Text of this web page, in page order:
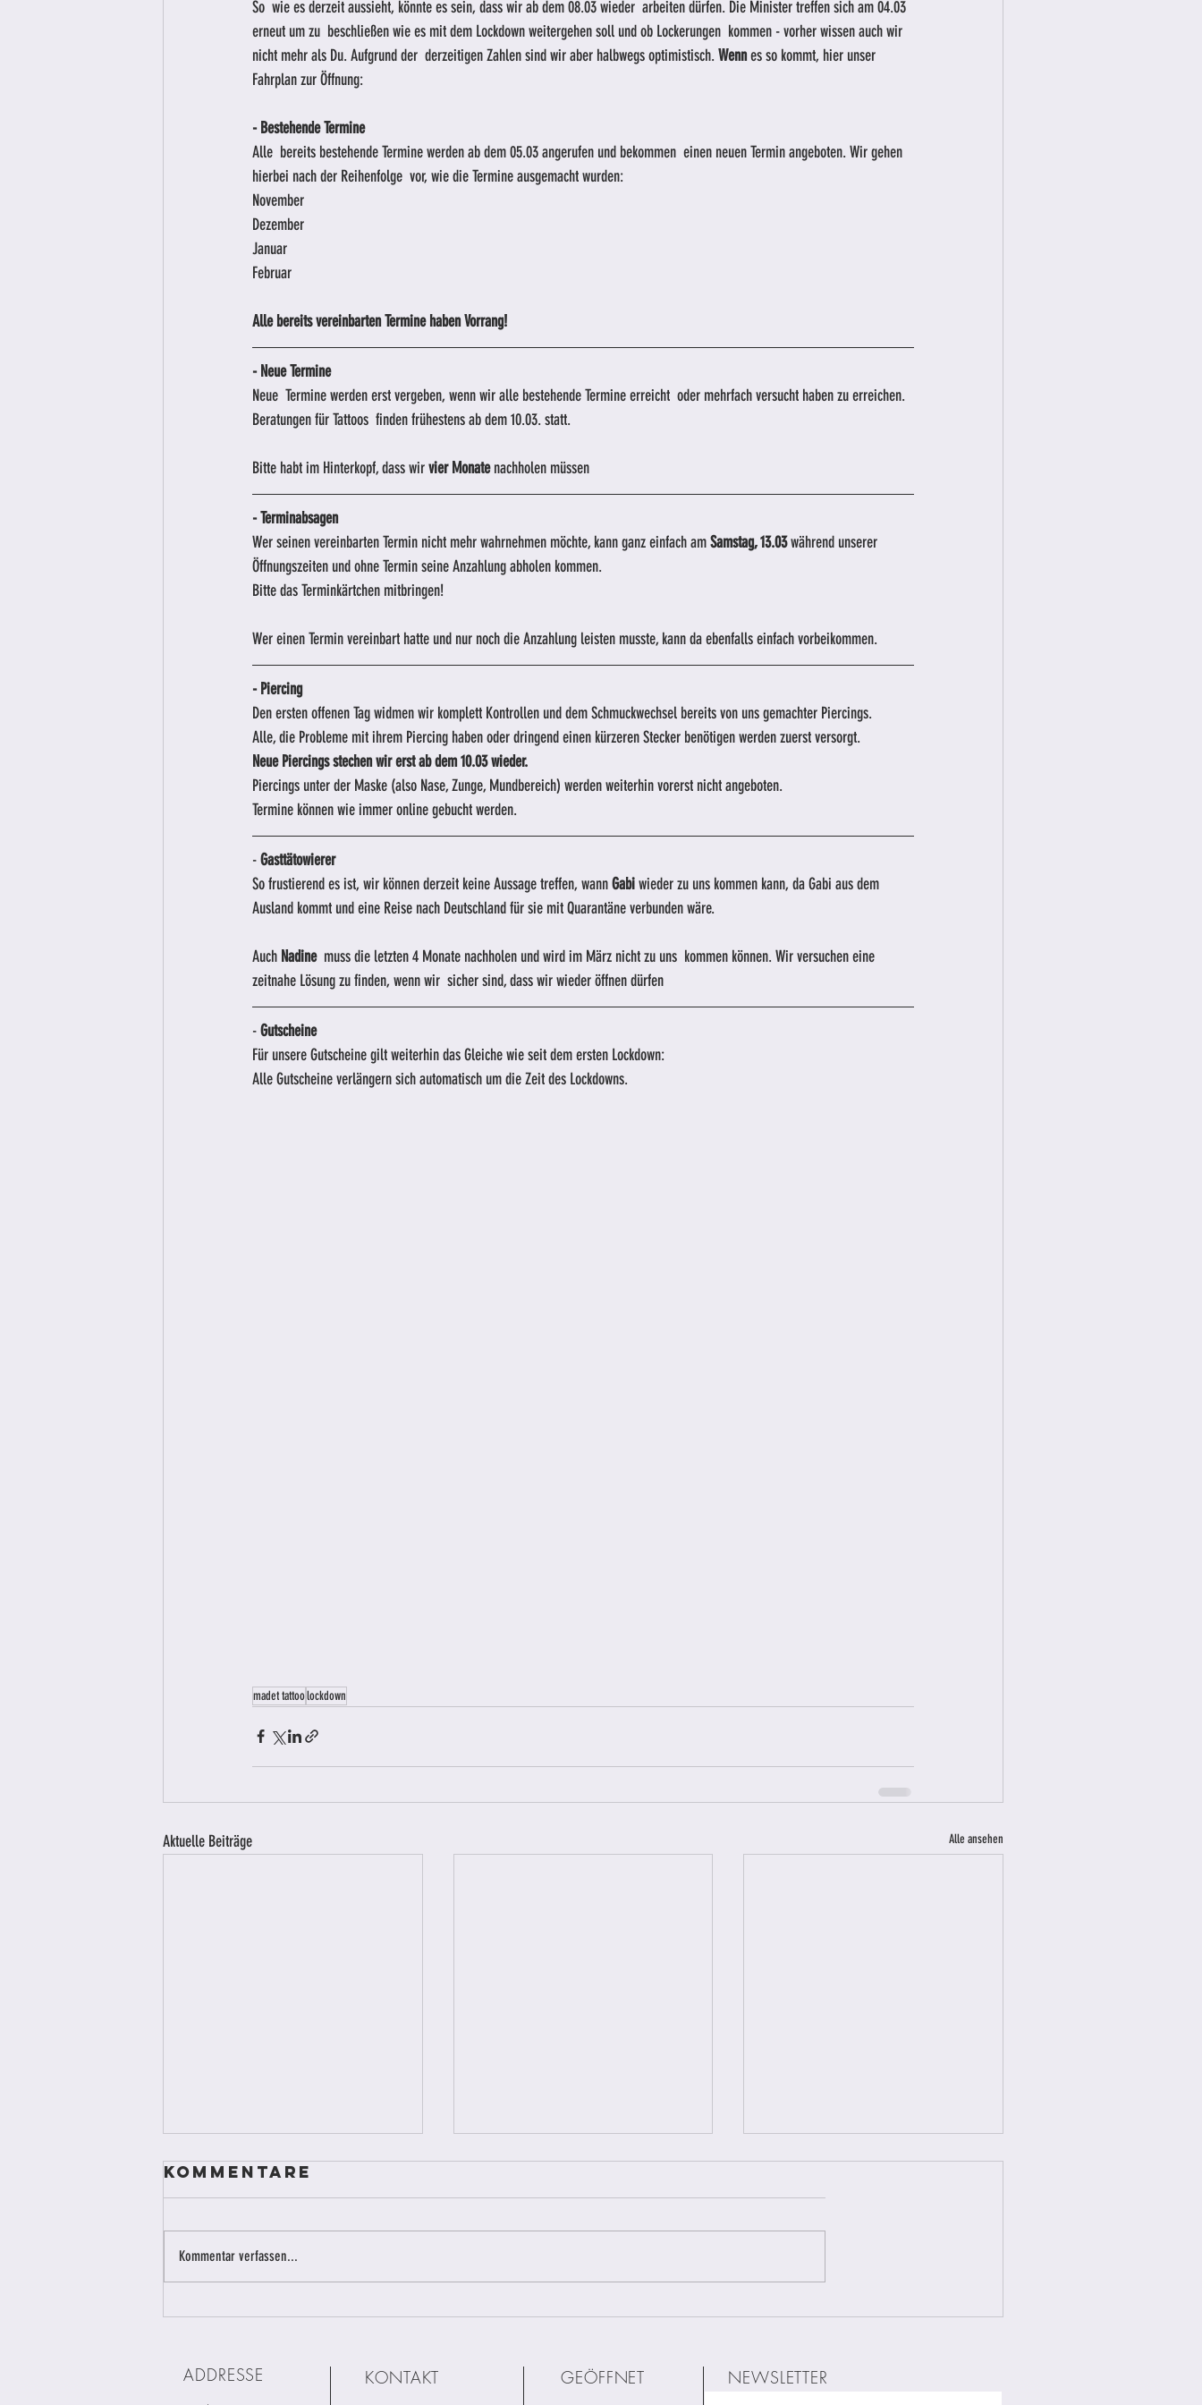
So  wie es derzeit aussieht, könnte es sein, dass wir ab dem 08.03 wieder  arbeiten dürfen. Die Minister treffen sich am 04.03
erneut um zu  beschließen wie es mit dem Lockdown weitergehen soll und ob Lockerungen  kommen - vorher wissen auch wir
nicht mehr als Du. Aufgrund der  derzeitigen Zahlen sind wir aber halbwegs optimistisch. Wenn es so kommt, hier unser
Fahrplan zur Öffnung:
- Bestehende Termine
Alle  bereits bestehende Termine werden ab dem 05.03 angerufen und bekommen  einen neuen Termin angeboten. Wir gehen
hierbei nach der Reihenfolge  vor, wie die Termine ausgemacht wurden:
November
Dezember
Januar
Februar
Alle bereits vereinbarten Termine haben Vorrang!
- Neue Termine
Neue  Termine werden erst vergeben, wenn wir alle bestehende Termine erreicht  oder mehrfach versucht haben zu erreichen.
Beratungen für Tattoos  finden frühestens ab dem 10.03. statt.
Bitte habt im Hinterkopf, dass wir vier Monate nachholen müssen
- Terminabsagen
Wer seinen vereinbarten Termin nicht mehr wahrnehmen möchte, kann ganz einfach am Samstag, 13.03 während unserer
Öffnungszeiten und ohne Termin seine Anzahlung abholen kommen.
Bitte das Terminkärtchen mitbringen!
Wer einen Termin vereinbart hatte und nur noch die Anzahlung leisten musste, kann da ebenfalls einfach vorbeikommen.
- Piercing
Den ersten offenen Tag widmen wir komplett Kontrollen und dem Schmuckwechsel bereits von uns gemachter Piercings.
Alle, die Probleme mit ihrem Piercing haben oder dringend einen kürzeren Stecker benötigen werden zuerst versorgt.
Neue Piercings stechen wir erst ab dem 10.03 wieder.
Piercings unter der Maske (also Nase, Zunge, Mundbereich) werden weiterhin vorerst nicht angeboten.
Termine können wie immer online gebucht werden.
- Gasttätowierer
So frustierend es ist, wir können derzeit keine Aussage treffen, wann Gabi wieder zu uns kommen kann, da Gabi aus dem
Ausland kommt und eine Reise nach Deutschland für sie mit Quarantäne verbunden wäre.
Auch Nadine
  muss die letzten 4 Monate nachholen und wird im März nicht zu uns  kommen können. Wir versuchen eine
zeitnahe Lösung zu finden, wenn wir  sicher sind, dass wir wieder öffnen dürfen
- Gutscheine
Für unsere Gutscheine gilt weiterhin das Gleiche wie seit dem ersten Lockdown:
Alle Gutscheine verlängern sich automatisch um die Zeit des Lockdowns.
madet tattoolockdown
Aktuelle Beiträge Alle ansehen
WIESO FINDE ICH
PIERCINGS bei
euch?
VERWENDET IHR
Wir sind
Kommentare
Kommentar verfassen...
ADDRESSE KONTAKT GEÖFFNET NEWSLETTER